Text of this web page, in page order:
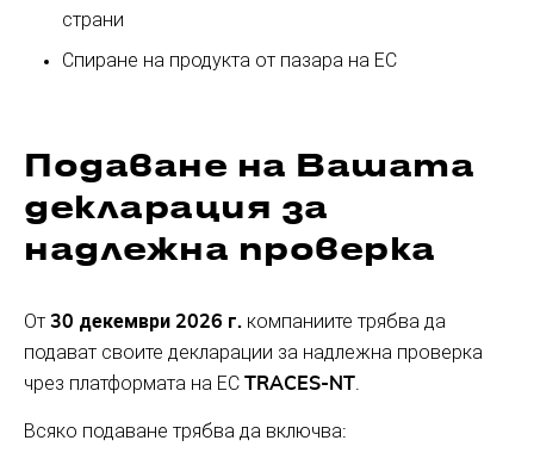
страни
Спиране на продукта от пазара на ЕС
Подаване на Вашата
декларация за
надлежна проверка
От 30 декември 2026 г. компаниите трябва да
подават своите декларации за надлежна проверка
чрез платформата на ЕС TRACES-NT
Всяко подаване трябва да включва: